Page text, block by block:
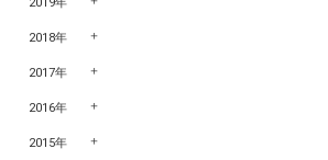
2018年
2017年
2016年
2015年